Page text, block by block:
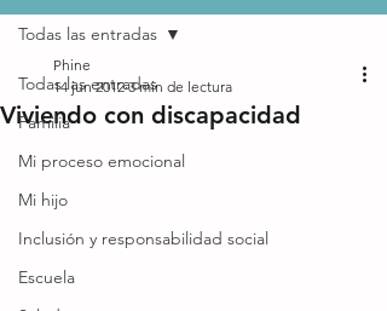
Todas las entradas
Familia
Mi proceso emocional
Mi hijo
Inclusión y responsabilidad social
Escuela
Todas las entradas
Viviendo con discapacidad
Phine
14 jun 2012 3 min de lectura